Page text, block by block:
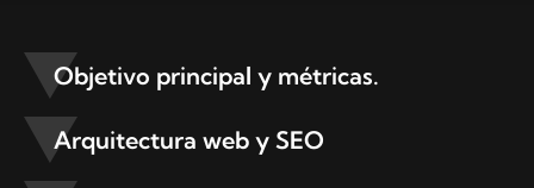
Objetivo principal y métricas.
Arquitectura web y SEO